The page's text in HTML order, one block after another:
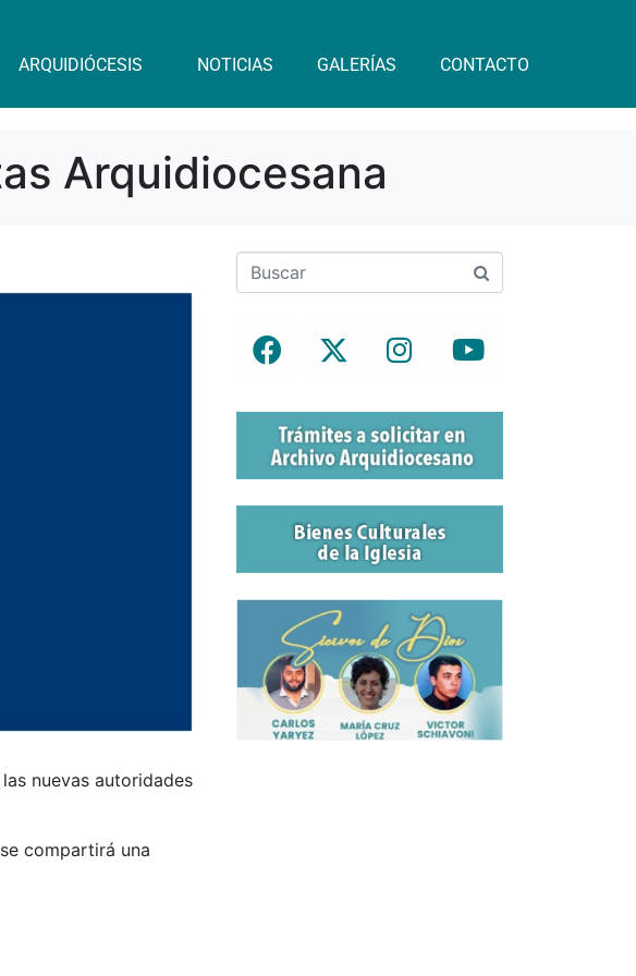
ARQUIDIÓCESIS NOTICIAS GALERÍAS CONTACTO
Arquidiocesana
nuevas autoridades
compartirá una